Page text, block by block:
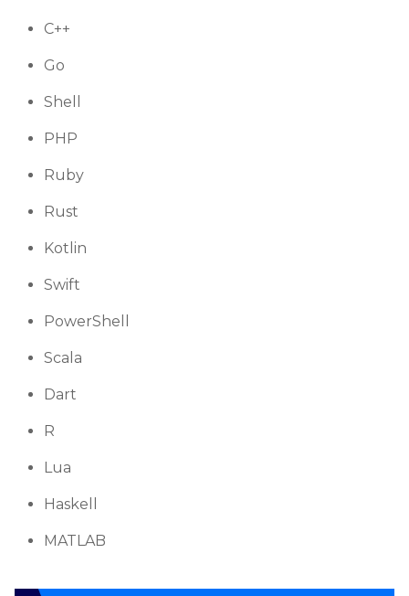
C++
Go
Shell
PHP
Ruby
Rust
Kotlin
Swift
PowerShell
Scala
Dart
R
Lua
Haskell
MATLAB